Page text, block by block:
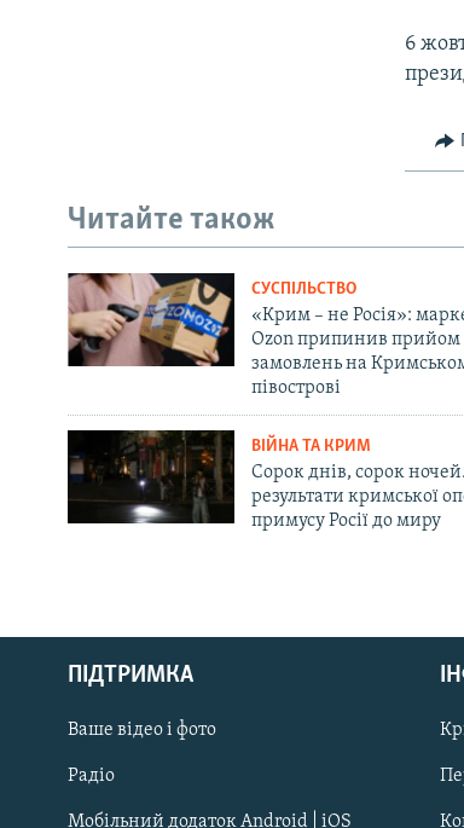
Русский
Qırımtatar
ДОЛУЧАЙСЯ!
6
Читайте також
СУСПІЛЬСТВО
«Крим – не Росія»:
Ozon припинив прийом
замовлень на
півострові
ВІЙНА ТА КРИМ
Сорок днів, сорок
результати кримської
примусу Росії до миру
ПІДТРИМКА
Ваше відео і фото
Радіо
Мобільний додаток Android | iOS